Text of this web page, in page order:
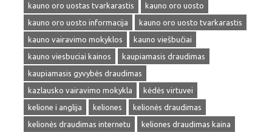
kauno oro uostas tvarkarastis
kauno oro uosto
kauno oro uosto informacija
kauno oro uosto tvarkarastis
kauno vairavimo mokyklos
kauno viešbučiai
kauno viesbuciai kainos
kaupiamasis draudimas
kaupiamasis gyvybės draudimas
kazlausko vairavimo mokykla
kėdės virtuvei
kelione i anglija
keliones
kelionės draudimas
kelionės draudimas internetu
keliones draudimas kaina